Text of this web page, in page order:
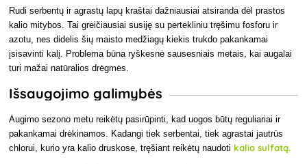
Rudi serbentų ir agrastų lapų kraštai dažniausiai atsiranda dėl prastos
kalio mitybos. Tai greičiausiai susiję su pertekliniu tręšimu fosforu ir
azotu, nes didelis šių maisto medžiagų kiekis trukdo pakankamai
įsisavinti kalį. Problema būna ryškesnė sausesniais metais, kai augalai
turi mažai natūralios drėgmės.
Išsaugojimo galimybės
Augimo sezono metu reikėtų pasirūpinti, kad uogos būtų reguliariai ir
pakankamai drėkinamos. Kadangi tiek serbentai, tiek agrastai jautrūs
chlorui, kurio yra kalio druskose, tręšiant reikėtų naudoti kalio sulfatą.